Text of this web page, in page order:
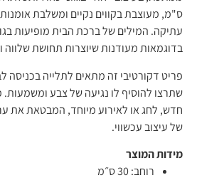
ס"מ, מעוצבת בקווים נקיים ומשלבת
עתיקה. המילים של ברכת הבית מופיעות
בדוגמאות מעודנות שיוצרות תחושת שלווה
פריט דקורטיבי זה מתאים לתלייה בכניסה
שתרצו להוסיף לו נגיעה של צבע
חדש, לחג או לאירוע מיוחד, המבטאת את
של עיצוב עכשווי.
מידות המוצר
רוחב:30 ס״מ